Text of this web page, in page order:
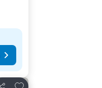
Zu Favoriten hinzufügen